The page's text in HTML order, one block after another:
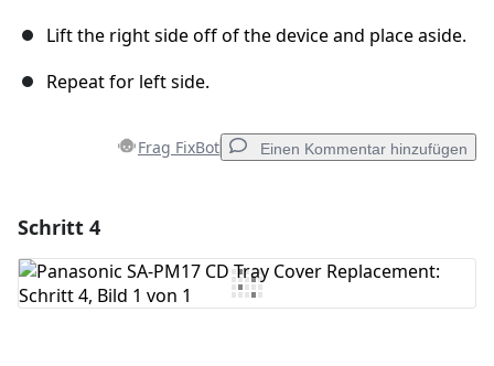
Lift the right side off of the device and place aside.
Repeat for left side.
Frag FixBot Einen Kommentar hinzufügen
Kommentar hinzufügen
Schritt 4